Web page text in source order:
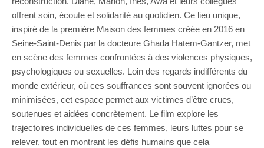
offrent soin, écoute et solidarité au quotidien. Ce lieu unique,
inspiré de la première Maison des femmes créée en 2016 en
Seine-Saint-Denis par la docteure Ghada Hatem-Gantzer, met
en scène des femmes confrontées à des violences physiques,
psychologiques ou sexuelles. Loin des regards indifférents du
monde extérieur, où ces souffrances sont souvent ignorées ou
minimisées, cet espace permet aux victimes d’être crues,
soutenues et aidées concrètement. Le film explore les
trajectoires individuelles de ces femmes, leurs luttes pour se
relever, tout en montrant les défis humains que cela